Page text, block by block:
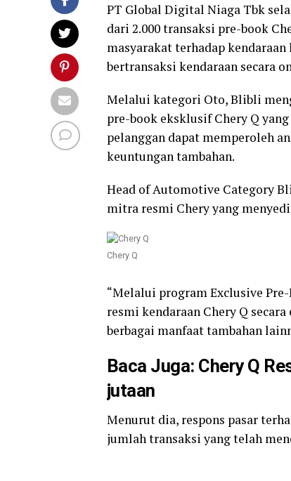
PT Global Digital Niaga Tbk
dari 2.000 transaksi pre-book
masyarakat terhadap
bertransaksi kendaraan secara
Melalui kategori Oto, Blibli
pre-book eksklusif Chery Q
pelanggan dapat memperoleh
keuntungan tambahan.
Head of Automotive Category
mitra resmi Chery yang
Chery Q
“Melalui program Exclusive
resmi kendaraan Chery Q
berbagai manfaat tambahan
Baca Juga: Chery Q
jutaan
Menurut dia, respons pasar
jumlah transaksi yang telah